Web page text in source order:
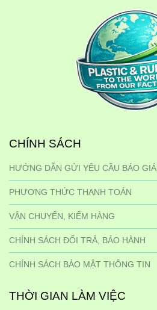
CHÍNH SÁCH
HƯỚNG DẪN GỬI YÊU CẦU BÁO GIÁ
PHƯƠNG THỨC THANH TOÁN
VẬN CHUYỂN, KIỂM HÀNG
CHÍNH SÁCH ĐỔI TRẢ, BẢO HÀNH
CHÍNH SÁCH BẢO MẬT THÔNG TIN
THỜI GIAN LÀM VIỆC